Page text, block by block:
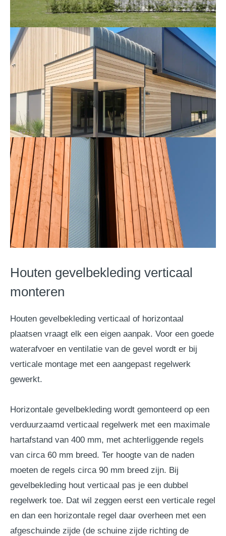
Houten gevelbekleding verticaal
monteren
Houten gevelbekleding verticaal of horizontaal
plaatsen vraagt elk een eigen aanpak. Voor een goede
waterafvoer en ventilatie van de gevel wordt er bij
verticale montage met een aangepast regelwerk
gewerkt.
Horizontale gevelbekleding wordt gemonteerd op een
verduurzaamd verticaal regelwerk met een maximale
hartafstand van 400 mm, met achterliggende regels
van circa 60 mm breed. Ter hoogte van de naden
moeten de regels circa 90 mm breed zijn. Bij
gevelbekleding hout verticaal pas je een dubbel
regelwerk toe. Dat wil zeggen eerst een verticale regel
en dan een horizontale regel daar overheen met een
afgeschuinde zijde (de schuine zijde richting de